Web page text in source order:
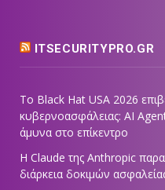
ITSECURITYPRO.GR
Το Black Hat USA 2026
κυβερνοασφάλειας: AI
άμυνα στο επίκεντρο
Η Claude της Anthropic
διάρκεια δοκιμών